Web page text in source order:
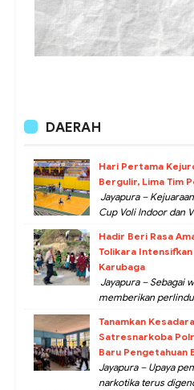
DAERAH
Hari Pertama
Bergulir, Lima Tim
Jayapura –
Cup Voli Indoor dan
Hadir Beri Rasa
Tolikara
Karubaga
Jayapura – Sebagai
memberikan
Tanamkan
Satresnarkoba
Baru Pengetahuan
Jayapura – Upaya
narkotika terus